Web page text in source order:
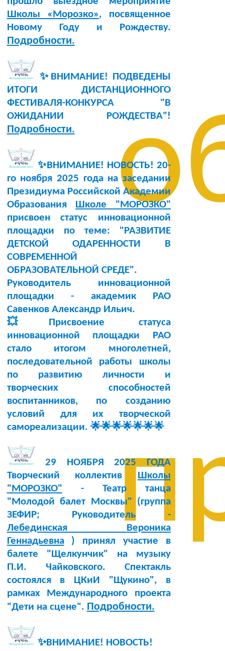
Школы «Морозко», посвященное
Новому Году и Рождеству.
Подробности.
✨ВНИМАНИЕ! ПОДВЕДЕНЫ
ИТОГИ ДИСТАНЦИОННОГО
ФЕСТИВАЛЯ-КОНКУРСА "В
ОЖИДАНИИ РОЖДЕСТВА"!
Подробности.
✨ВНИМАНИЕ! НОВОСТЬ! 20-
го ноября 2025 годана заседании
Президиума Российской Академии
Образования Школе "МОРОЗКО"
присвоен статус инновационной
площадки по теме: "РАЗВИТИЕ
ДЕТСКОЙ ОДАРЕННОСТИ В
СОВРЕМЕННОЙ
ОБРАЗОВАТЕЛЬНОЙ СРЕДЕ".
Руководитель инновационной
площадки - академик РАО
Савенков Александр Ильич.
💥Присвоение статуса
инновационной площадки РАО
стало итогом многолетней,
последовательной работы школы
по развитию личности и
творческих способностей
воспитанников, по созданию
условий для их творческой
самореализации. 🌟🌟🌟🌟🌟🌟🌟
29 НОЯБРЯ 2025 ГОДА
Творческий коллектив Школы
"МОРОЗКО" - Театр танца
"Молодой балет Москвы" (группа
ЗЕФИР; Руководитель -
Лебединская Вероника
Геннадьевна) принял участие в
балете "Щелкунчик" на музыку
П.И. Чайковского. Спектакль
состоялся в ЦКиИ "Щукино", в
рамках Международного проекта
"Дети на сцене". Подробности.
✨ВНИМАНИЕ! НОВОСТЬ!